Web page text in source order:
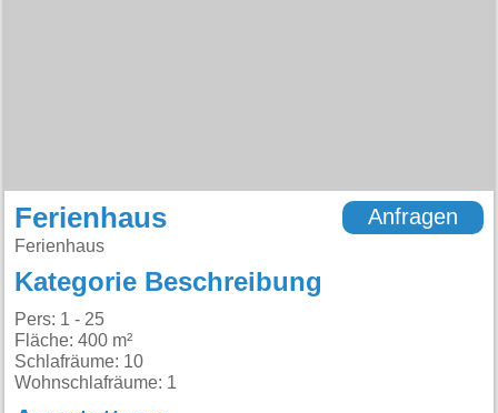
Ferienhaus
Ferienhaus
Anfragen
Kategorie Beschreibung
Pers: 1 - 25
Fläche: 400 m²
Schlafräume: 10
Wohnschlafräume: 1